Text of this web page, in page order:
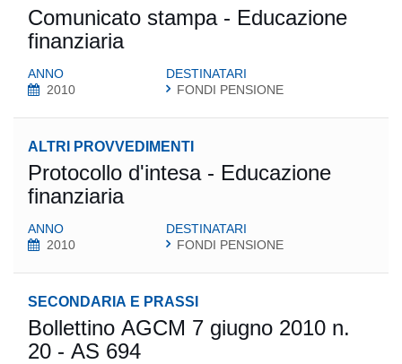
Comunicato stampa - Educazione
finanziaria
ANNO
2010
DESTINATARI
FONDI PENSIONE
ALTRI PROVVEDIMENTI
Protocollo d'intesa - Educazione
finanziaria
ANNO
2010
DESTINATARI
FONDI PENSIONE
SECONDARIA E PRASSI
Bollettino AGCM 7 giugno 2010 n.
20 - AS 694